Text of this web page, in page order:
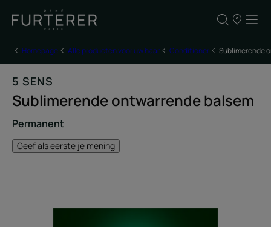
ONZE
Homepage
Alle producten voor uw haar Conditioner Sublimerende
5 SENS
Sublimerende ontwarrende balsem
Permanent
Geef als eerste je mening